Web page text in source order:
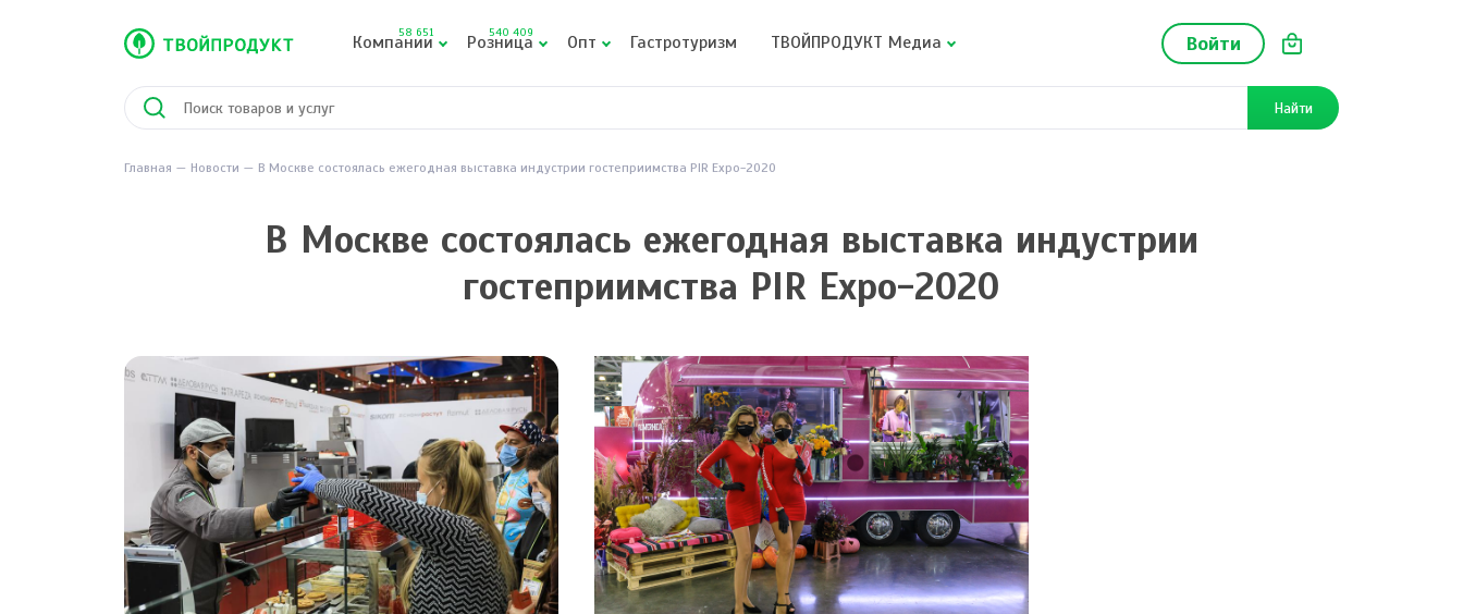
Войти
Компании
58 651 Розница
540 409 Опт Гастротуризм ТВОЙПРОДУКТ Медиа
Найти
Главная Новости В Москве состоялась ежегодная выставка индустрии гостеприимства PIR Expo-2020
В Москве состоялась ежегодная выставка индустрии
гостеприимства PIR Expo-2020